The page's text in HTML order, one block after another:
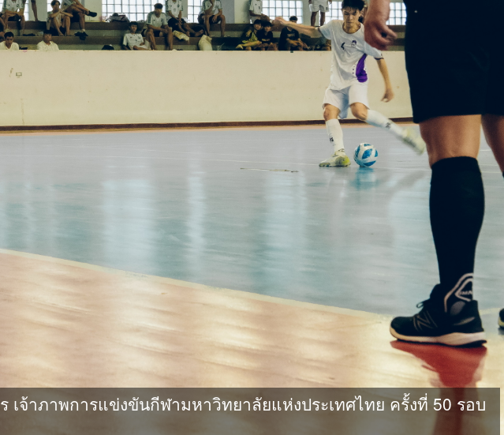
จ้าภาพการแข่งขันกีฬามหาวิทยาลัยแห่งประเทศไทย ครั้งที่ 50 รอบ